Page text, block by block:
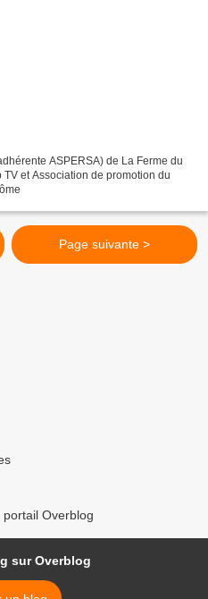
ASPERSA) de La Ferme du
et Association de promotion du
Page suivante >
portail Overblog
sur Overblog